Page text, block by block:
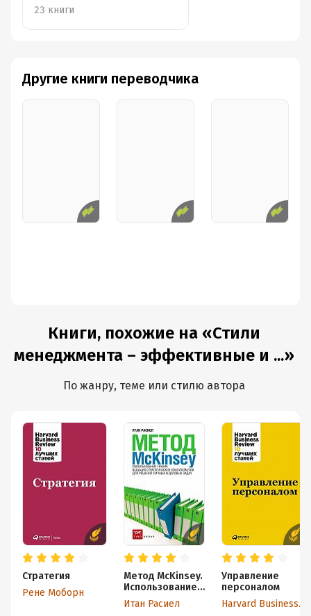
23 книги
Другие книги переводчика
Книги, похожие на «Стили
менеджмента – эффективные и ...»
По жанру, теме или стилю автора
Стратегия
Рене Моборн
Метод McKinsey.
Использование
техник ведущих
стратегических
Итан Расиел
Управление
персоналом
Harvard Business Review (HBR)